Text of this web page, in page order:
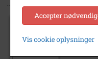
Elly,
Accepter
Vis cookie oplysninger